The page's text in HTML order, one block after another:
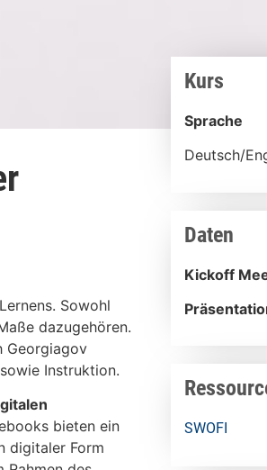
Sowohl
dazugehören.
Georgiagov
Instruktion.
bieten ein
digitaler Form
Kurs
Sprache
Deutsch/
Daten
Kickoff
SWOFI